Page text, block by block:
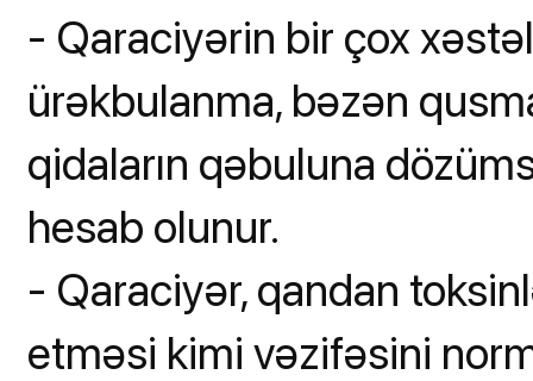
- Qaraciyərin bir çox
ürəkbulanma, bəzən
qidaların qəbuluna
hesab olunur.
- Qaraciyər, qandan
etməsi kimi vəzifəsini